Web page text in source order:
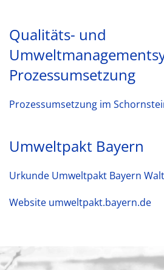
Qualitäts- und
Prozessumsetzung
Prozessumsetzung im
Umweltpakt Bayern
Urkunde Umweltpakt Bayern
Website umweltpakt.bayern.de